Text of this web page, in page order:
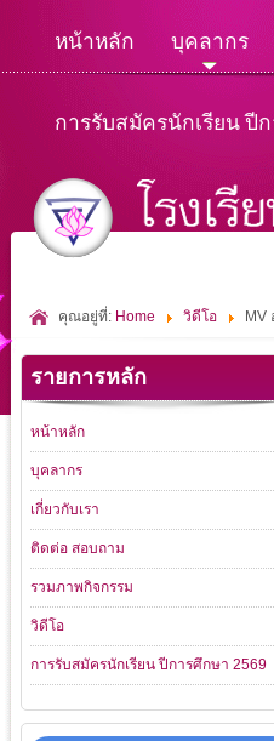
หน้าหลัก บุคลากร
การรับสมัครนักเรียน ปีก
คุณอยู่ที่: Home วิดีโอ MV
รายการหลัก
หน้าหลัก
บุคลากร
เกี่ยวกับเรา
ติดต่อ สอบถาม
รวมภาพกิจกรรม
วิดีโอ
การรับสมัครนักเรียน ปีการศึกษา 2569